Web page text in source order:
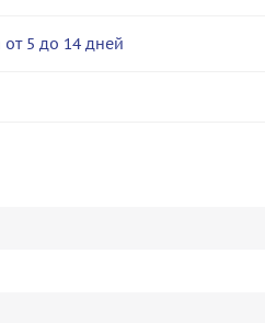
5 до 14 дней